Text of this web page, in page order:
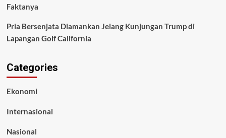
Faktanya
Pria Bersenjata Diamankan Jelang Kunjungan Trump di
Lapangan Golf California
Categories
Ekonomi
Internasional
Nasional